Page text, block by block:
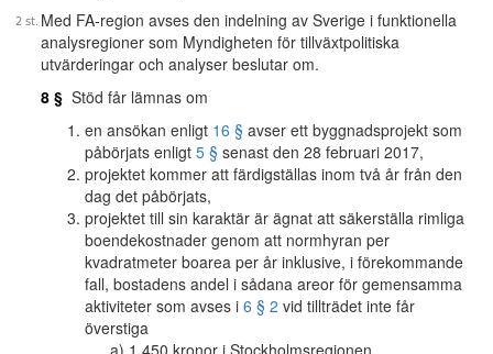
Med FA-region avses den indelning av Sverige i funktionella
analysregioner som Myndigheten för tillväxtpolitiska
utvärderingar och analyser beslutar om.
8 § Stöd får lämnas om
en ansökan enligt 16 § avser ett byggnadsprojekt som
påbörjats enligt 5 § senast den 28 februari 2017,
projektet kommer att färdigställas inom två år från den
dag det påbörjats,
projektet till sin karaktär är ägnat att säkerställa rimliga
boendekostnader genom att normhyran per
kvadratmeter boarea per år inklusive, i förekommande
fall, bostadens andel i sådana areor för gemensamma
aktiviteter som avses i 6 § 2 vid tillträdet inte får
överstiga
1 450 kronor i Stockholmsregionen,